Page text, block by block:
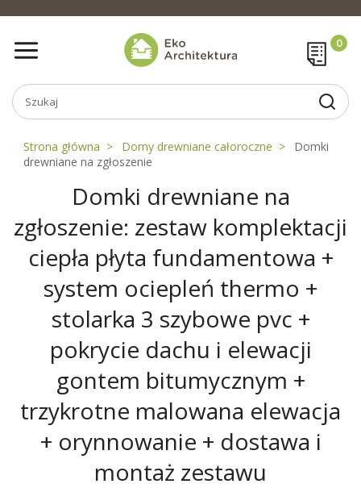
Strona główna Domy drewniane całoroczne
Domki
drewniane na zgłoszenie
Domki drewniane na
zgłoszenie: zestaw komplektacji
ciepła płyta fundamentowa +
system ociepleń thermo +
stolarka 3 szybowe pvc +
pokrycie dachu i elewacji
gontem bitumycznym +
trzykrotne malowana elewacja
+ orynnowanie + dostawa i
montaż zestawu